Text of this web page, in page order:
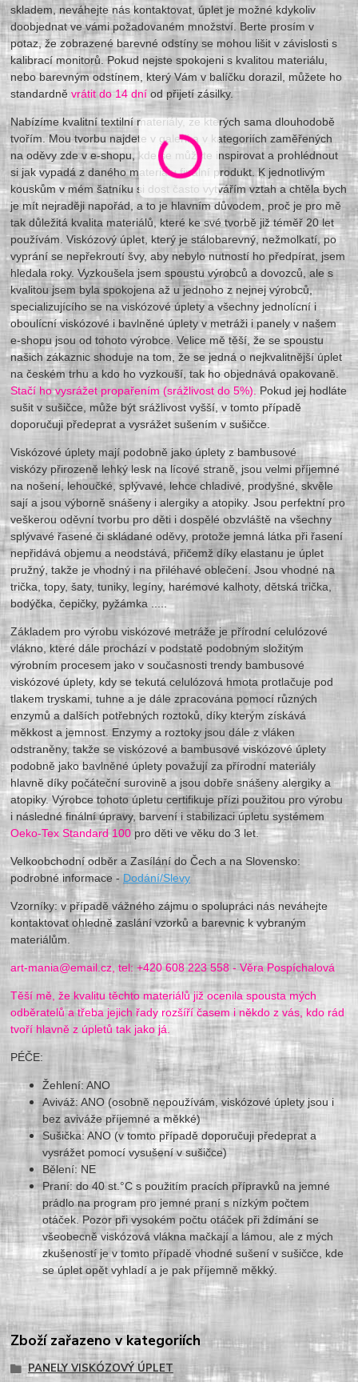
skladem, neváhejte nás kontaktovat, úplet je možné kdykoliv
doobjednat ve vámi požadovaném množství. Berte prosím v
potaz, že zobrazené barevné odstíny se mohou lišit v závislosti s
kalibrací monitorů. Pokud nejste spokojeni s kvalitou materiálu,
nebo barevným odstínem, který Vám v balíčku dorazil, můžete ho
standardněvrátit do 14 dní od přijetí zásilky.
Nabízíme kvalitní textilní materiály, ze kterých sama dlouhodobě
tvořím. Mou tvorbu najdete v galerii a v kategoriích zaměřených
na oděvy zde v e-shopu, kde se můžete inspirovat a prohlédnout
si jak vypadá z daného materiálu finální produkt. K jednotlivým
kouskům v mém šatníku si dost často vytvářím vztah a chtěla bych
je mít nejraději napořád, a to je hlavním důvodem, proč je pro mě
tak důležitá kvalita materiálů, které ke své tvorbě již téměř 20 let
používám. Viskózový úplet, který je stálobarevný, nežmolkatí, po
vyprání se nepřekroutí švy, aby nebylo nutností ho předpírat, jsem
hledala roky. Vyzkoušela jsem spoustu výrobců a dovozců, ale s
kvalitou jsem byla spokojena až u jednoho z nejnej výrobců,
specializujícího se na viskózové úplety a všechny jednolícní i
oboulícní viskózové i bavlněné úplety v metráži i panely v našem
e-shopu jsou od tohoto výrobce. Velice mě těší, že se spoustu
našich zákaznic shoduje na tom, že se jedná o nejkvalitnější úplet
na českém trhu a kdo ho vyzkouší, tak ho objednává opakovaně.
Stačí ho vysrážet propařením (srážlivost do 5%). Pokud jej hodláte
sušit v sušičce, může být srážlivost vyšší, v tomto případě
doporučuji předeprat a vysrážet sušením v sušičce.
Viskózové úplety mají podobně jako úplety z bambusové
viskózy přirozeně lehký lesk na lícové straně, jsou velmi příjemné
na nošení, lehoučké, splývavé, lehce chladivé, prodyšné, skvěle
sají a jsou výborně snášeny i alergiky a atopiky. Jsou perfektní pro
veškerou oděvní tvorbu pro děti i dospělé obzvláště na všechny
splývavé řasené či skládané oděvy, protože jemná látka při řasení
nepřidává objemu a neodstává, přičemž díky elastanu je úplet
pružný, takže je vhodný i na přiléhavé oblečení. Jsou vhodné na
trička, topy, šaty, tuniky, legíny, harémové kalhoty, dětská trička,
bodýčka, čepičky, pyžámka .....
Základem pro výrobu viskózové metráže je přírodní celulózové
vlákno, které dále prochází v podstatě podobným složitým
výrobním procesem jako v současnosti trendy bambusové
viskózové úplety, kdy se tekutá celulózová hmota protlačuje pod
tlakem tryskami, tuhne a je dále zpracována pomocí různých
enzymů a dalších potřebných roztoků, díky kterým získává
měkkost a jemnost. Enzymy a roztoky jsou dále z vláken
odstraněny, takže se viskózové a bambusové viskózové úplety
podobně jako bavlněné úplety považují za přírodní materiály
hlavně díky počáteční surovině a jsou dobře snášeny alergiky a
atopiky. Výrobce tohoto úpletu certifikuje přízi použitou pro výrobu
i následné finální úpravy, barvení i stabilizaci úpletu systémem
Oeko-Tex Standard 100 pro děti ve věku do 3 let.
Velkoobchodní odběr a Zasílání do Čech a na Slovensko:
podrobné informace - Dodání/Slevy
Vzorníky: v případě vážného zájmu o spolupráci nás neváhejte
kontaktovat ohledně zaslání vzorků a barevnic k vybraným
materiálům.
art-mania@email.cz, tel: +420 608 223 558 - Věra Pospíchalová
Těší mě, že kvalitu těchto materiálů již ocenila spousta mých
odběratelů a třeba jejich řady rozšíří časem i někdo z vás, kdo rád
tvoří hlavně z úpletů tak jako já.
PÉČE:
Žehlení: ANO
Aviváž: ANO (osobně nepoužívám, viskózové úplety jsou i
bez aviváže příjemné a měkké)
Sušička: ANO (v tomto případě doporučuji předeprat a
vysrážet pomocí vysušení v sušičce)
Bělení: NE
Praní: do 40 st.°C s použitím pracích přípravků na jemné
prádlo na program pro jemné praní s nízkým počtem
otáček. Pozor při vysokém počtu otáček při ždímání se
všeobecně viskózová vlákna mačkají a lámou, ale z mých
zkušeností je v tomto případě vhodné sušení v sušičce, kde
se úplet opět vyhladí a je pak příjemně měkký.
Zboží zařazeno v kategoriích
PANELY VISKÓZOVÝ ÚPLET